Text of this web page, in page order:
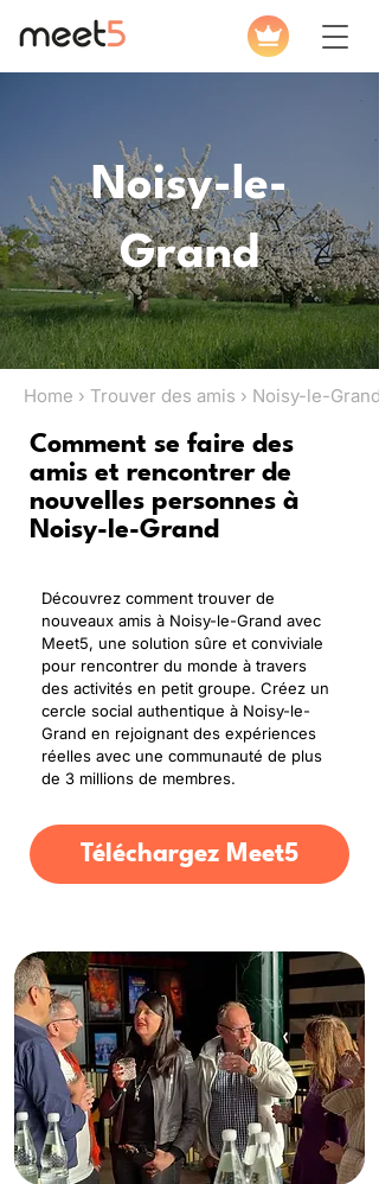
Noisy-le-
Grand
Home › Trouver des amis › Noisy-le-Grand
Comment se faire des
amis et rencontrer de
nouvelles personnes à
Noisy-le-Grand
Découvrez comment trouver de
nouveaux amis à Noisy-le-Grand avec
Meet5, une solution sûre et conviviale
pour rencontrer du monde à travers
des activités en petit groupe. Créez un
cercle social authentique à Noisy-le-
Grand en rejoignant des expériences
réelles avec une communauté de plus
de 3 millions de membres.
Téléchargez Meet5